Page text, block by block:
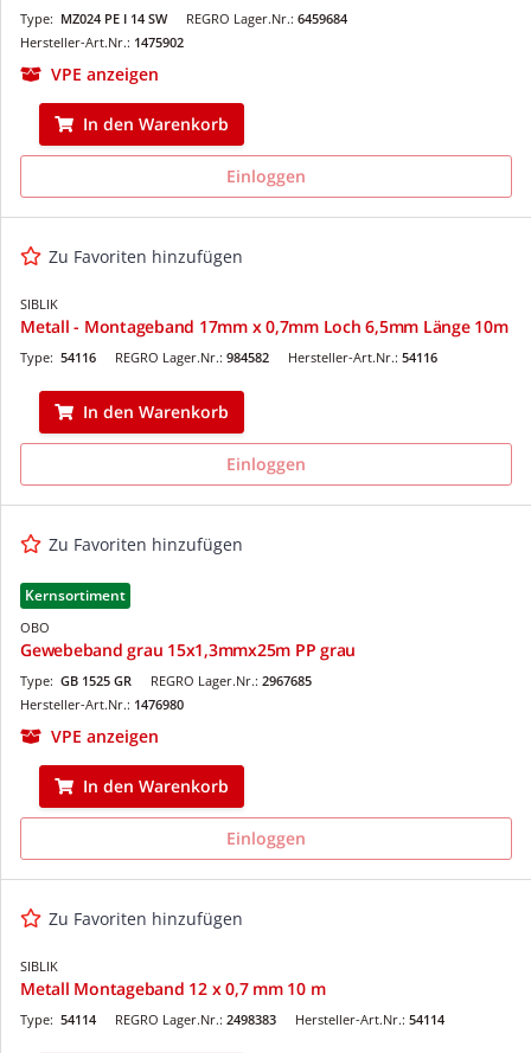
REGRO Lager.Nr.: 6459684
Type: MZ024 PE I 14 SW
Hersteller-Art.Nr.: 1475902
VPE anzeigen
In den Warenkorb
Einloggen
Zu Favoriten hinzufügen
SIBLIK
Metall - Montageband 17mm x 0,7mm Loch 6,5mm Länge 10m
REGRO Lager.Nr.: 984582
Type: 54116 Hersteller-Art.Nr.: 54116
In den Warenkorb
Einloggen
Zu Favoriten hinzufügen
Kernsortiment
OBO
Gewebeband grau 15x1,3mmx25m PP grau
REGRO Lager.Nr.: 2967685
Type: GB 1525 GR
Hersteller-Art.Nr.: 1476980
VPE anzeigen
In den Warenkorb
Einloggen
Zu Favoriten hinzufügen
SIBLIK
Metall Montageband 12 x 0,7 mm 10 m
REGRO Lager.Nr.: 2498383
Type: 54114 Hersteller-Art.Nr.: 54114